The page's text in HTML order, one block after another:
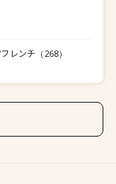
レンチ （268）